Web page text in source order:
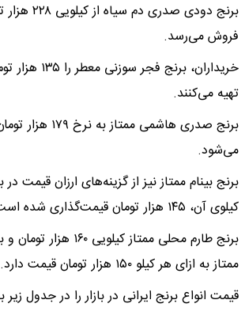
برنج دودی
فروش می‌رسد.
خریداران، برنج
تهیه می‌کنند.
برنج صدری هاشمی
می‌شود.
برنج بینام ممتاز نیز از گزینه‌های ارزان قیمت
کیلوی آن، ۱۴۵ هزار تومان قیمت‌گذاری شده است.
برنج طارم محلی ممتاز
ممتاز به ازای هر کیلو ۱۵۰ هزار تومان قیمت دارد.
قیمت انواع برنج ایرانی در بازار را در جدول زیر